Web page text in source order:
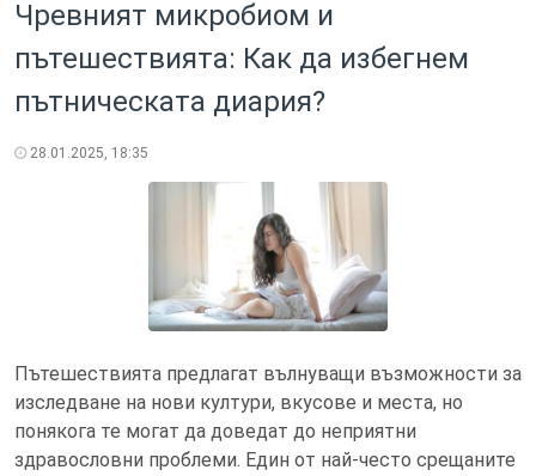
Чревният микробиом и
пътешествията: Как да избегнем
пътническата диария?
28.01.2025, 18:35
Пътешествията предлагат вълнуващи възможности за
изследване на нови култури, вкусове и места, но
понякога те могат да доведат до неприятни
здравословни проблеми. Един от най-често срещаните